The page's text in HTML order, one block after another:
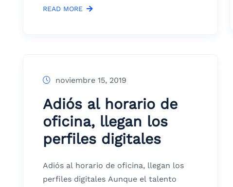
READ MORE
noviembre 15, 2019
Adiós al horario de
oficina, llegan los
perfiles digitales
Adiós al horario de oficina, llegan los
perfiles digitales Aunque el talento